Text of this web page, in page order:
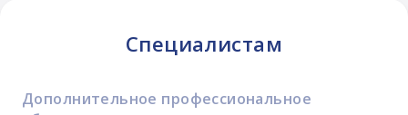
Специалистам
Дополнительное профессиональное